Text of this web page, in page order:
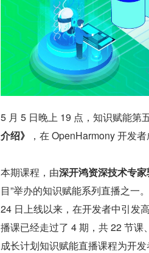
5 月 5 日晚上 19 点，知识赋能第
介绍》
，在 OpenHarmony 开发
本期课程，由深开鸿资深技术专
目”举办的知识赋能系列直播之一
24 日上线以来，在开发者中引发
播课已经走过了 4 期，共 22 节课
成长计划知识赋能直播课程为开